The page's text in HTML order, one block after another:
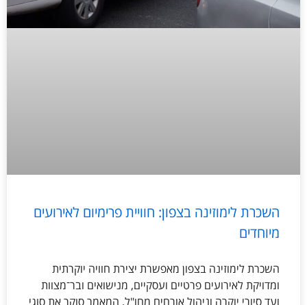
השכרת לימוזינה בצפון: חוויית פרימיום לאירועים
מיוחדים
השכרת לימוזינה בצפון מאפשרת יצירת חוויה יוקרתית
ומדויקת לאירועים פרטיים ועסקיים, מנישואים ובר־מצוות
ועד סיורי יוקרה וניהול אורחים מחו"ל. המאמר סוקר את סוגי